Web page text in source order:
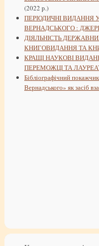
(2022 р.)
ПЕРІОДИЧНІ ВИДАННЯ
ВЕРНАДСЬКОГО :
ДІЯЛЬНІСТЬ
КНИГОВИДАННЯ ТА
КРАЩІ НАУКОВІ
ПЕРЕМОЖЦІ ТА
Бібліографічний
Вернадського» як засіб